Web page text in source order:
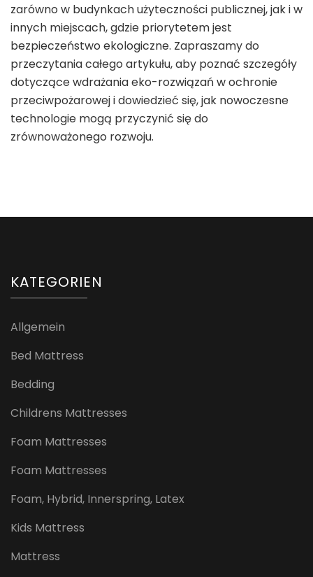
zarówno w budynkach użyteczności publicznej, jak i w
innych miejscach, gdzie priorytetem jest
bezpieczeństwo ekologiczne. Zapraszamy do
przeczytania całego artykułu, aby poznać szczegóły
dotyczące wdrażania eko-rozwiązań w ochronie
przeciwpożarowej i dowiedzieć się, jak nowoczesne
technologie mogą przyczynić się do
zrównoważonego rozwoju.
KATEGORIEN
Allgemein
Bed Mattress
Bedding
Childrens Mattresses
Foam Mattresses
Foam Mattresses
Foam, Hybrid, Innerspring, Latex
Kids Mattress
Mattress